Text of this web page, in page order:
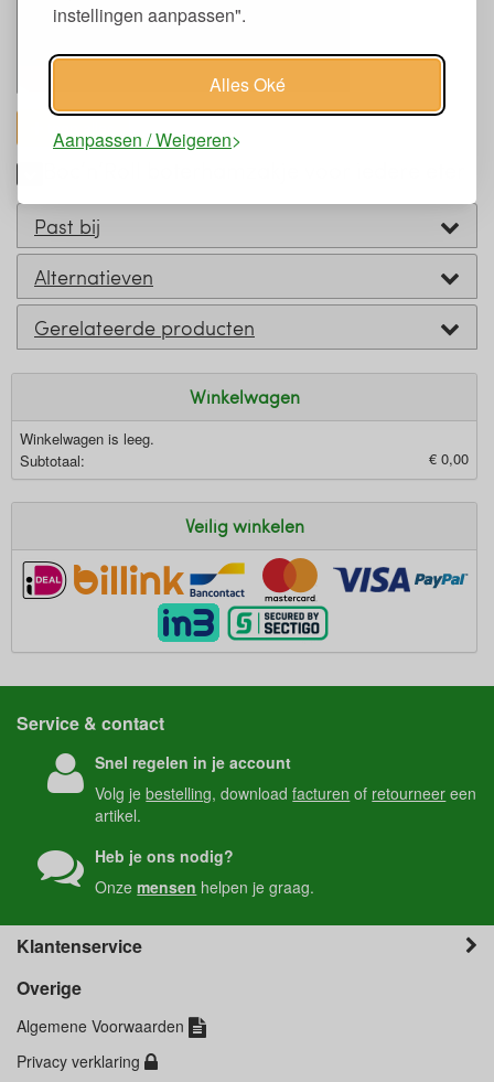
instellingen aanpassen".
Alles Oké
Aanpassen / Weigeren
toon alles
Past bij
Alternatieven
Gerelateerde producten
Winkelwagen
Winkelwagen is leeg.
Subtotaal:
€ 0,00
Veilig winkelen
Service & contact
Snel regelen in je account
Volg jebestelling, downloadfacturen of retourneer een
artikel.
Heb je ons nodig?
Onzemensen helpen je graag.
Klantenservice
Overige
Algemene Voorwaarden
Privacy verklaring